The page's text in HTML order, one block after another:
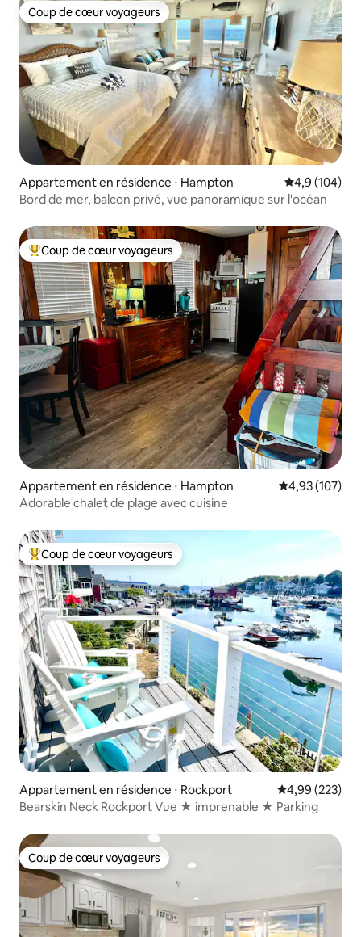
Coup de cœur voyageurs
Coup de cœur voyageurs
Appartement en résidence ⋅ Hampton Évaluation
4,9 (104)
Bord de mer, balcon privé, vue panoramique sur l'océan
Coups de cœur voyageurs les plus appréciés
Coup de cœur voyageurs
Appartement en résidence ⋅ Hampton Évaluation
4,93 (107)
Adorable chalet de plage avec cuisine
Coups de cœur voyageurs les plus appréciés
Coup de cœur voyageurs
Appartement en résidence ⋅ Rockport Évaluation
4,99 (223)
Bearskin Neck Rockport Vue ★ imprenable ★ Parking
Coup de cœur voyageurs
Coup de cœur voyageurs